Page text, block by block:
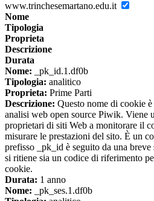
www.trinchesemartano.edu.it
Nome
Tipologia
Proprieta
Descrizione
Durata
Nome: _pk_id.1.df0b
Tipologia: analitico
Proprieta: Prime Parti
Descrizione: Questo nome di cookie
analisi web open source Piwik. Viene
proprietari di siti Web a monitorare il
misurare le prestazioni del sito. È un
prefisso _pk_id è seguito da una
si ritiene sia un codice di riferimento
cookie.
Durata: 1 anno
Nome: _pk_ses.1.df0b